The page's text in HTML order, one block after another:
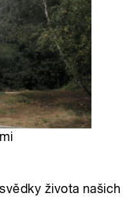
života našich